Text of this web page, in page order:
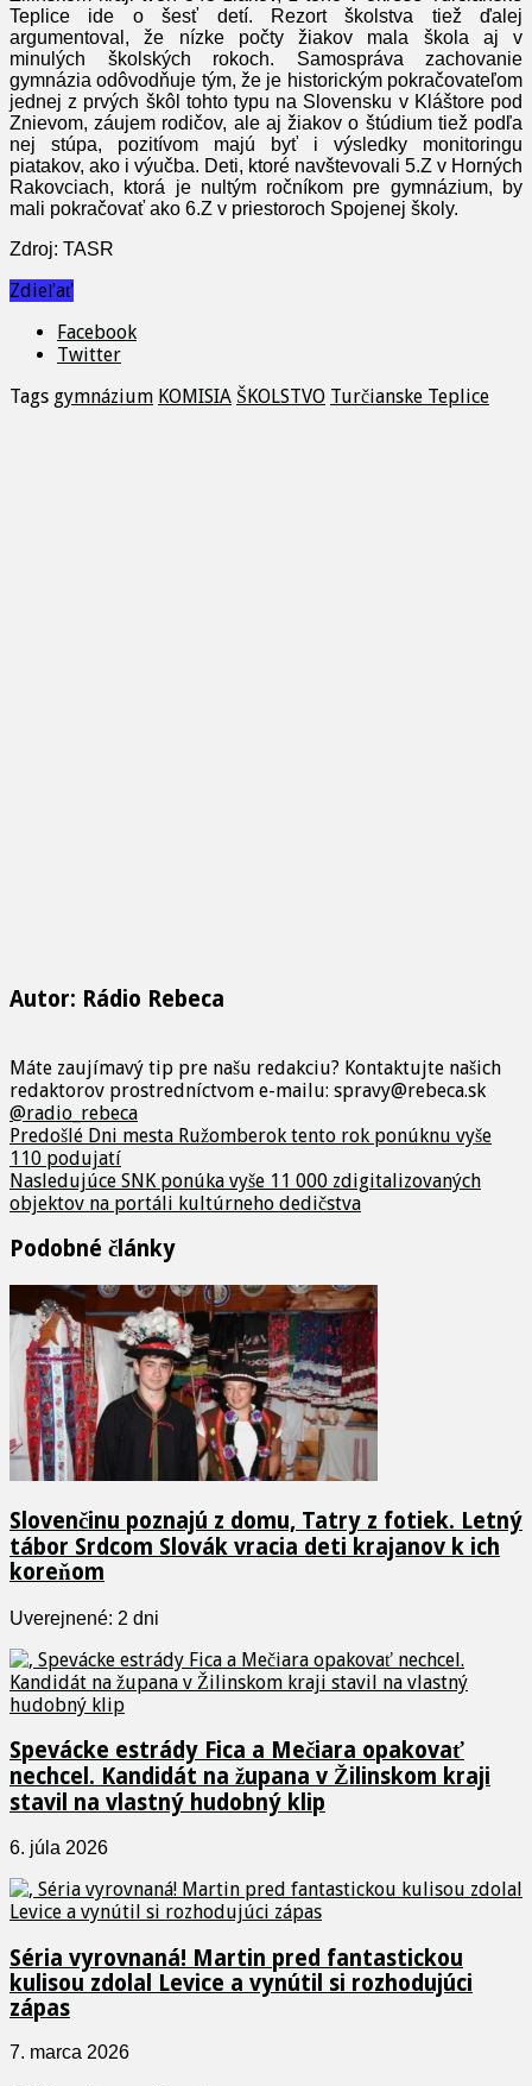
Teplice ide o šesť detí. Rezort školstva tiež ďalej
argumentoval, že nízke počty žiakov mala škola aj v
minulých školských rokoch. Samospráva zachovanie
gymnázia odôvodňuje tým, že je historickým pokračovateľom
jednej z prvých škôl tohto typu na Slovensku v Kláštore pod
Znievom, záujem rodičov, ale aj žiakov o štúdium tiež podľa
nej stúpa, pozitívom majú byť i výsledky monitoringu
piatakov, ako i výučba. Deti, ktoré navštevovali 5.Z v Horných
Rakovciach, ktorá je nultým ročníkom pre gymnázium, by
mali pokračovať ako 6.Z v priestoroch Spojenej školy.
Zdroj: TASR
Zdieľať
Facebook
Twitter
Tags gymnázium KOMISIA ŠKOLSTVO Turčianske Teplice
Autor: Rádio Rebeca
Máte zaujímavý tip pre našu redakciu? Kontaktujte našich
redaktorov prostredníctvom e-mailu: spravy@rebeca.sk
@radio_rebeca
Predošlé Dni mesta Ružomberok tento rok ponúknu vyše
110 podujatí
Nasledujúce SNK ponúka vyše 11 000 zdigitalizovaných
objektov na portáli kultúrneho dedičstva
Podobné články
Slovenčinu poznajú z domu, Tatry z fotiek. Letný
tábor Srdcom Slovák vracia deti krajanov k ich
koreňom
Uverejnené: 2 dni
Spevácke estrády Fica a Mečiara opakovať
nechcel. Kandidát na župana v Žilinskom kraji
stavil na vlastný hudobný klip
6. júla 2026
Séria vyrovnaná! Martin pred fantastickou
kulisou zdolal Levice a vynútil si rozhodujúci
zápas
7. marca 2026